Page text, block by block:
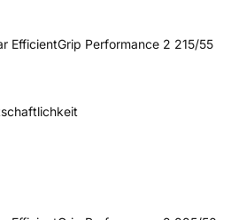
2
EfficientGrip Performance 2 215/55